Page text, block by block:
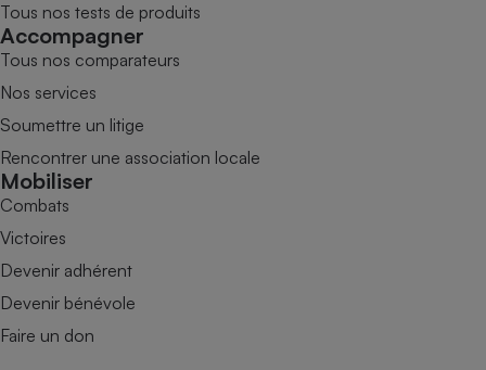
Tous nos tests de produits
Accompagner
Tous nos comparateurs
Nos services
Soumettre un litige
Rencontrer une association locale
Mobiliser
Combats
Victoires
Devenir adhérent
Devenir bénévole
Faire un don